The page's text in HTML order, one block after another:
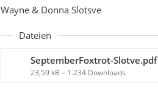
Wayne & Donna Slotsve
Dateien
SeptemberFoxtrot-Slotve.pdf
23,59 kB – 1.234 Downloads